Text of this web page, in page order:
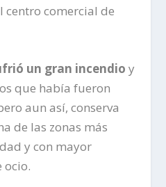
centro comercial de
un gran incendio y
que había fueron
aun así, conserva
de las zonas más
y con mayor
ocio.